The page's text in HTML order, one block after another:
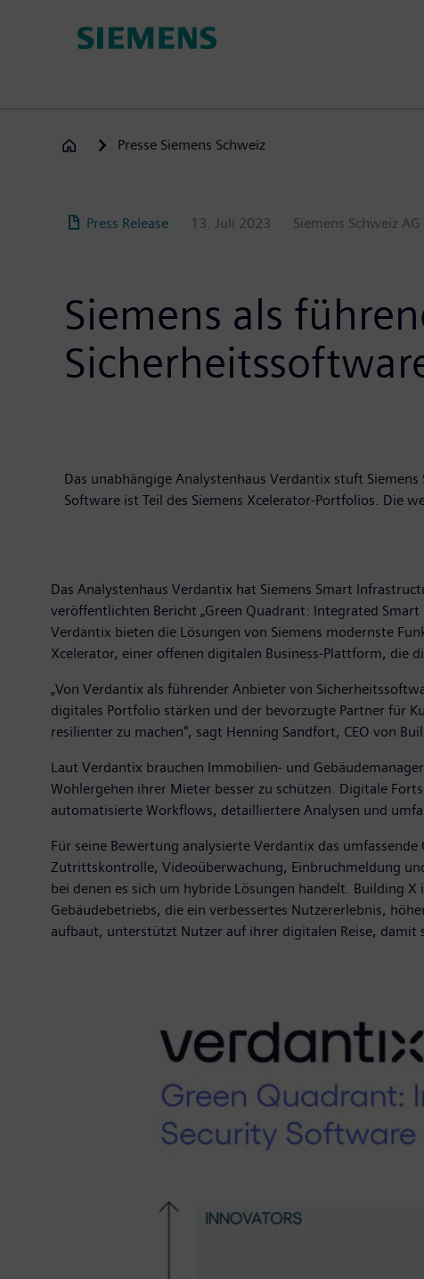
Presse Siemens Schweiz
Press Release 13. Juli 2023 Siemens Schweiz AG
Siemens als
Das unabhängige Analystenhaus Verdantix stuft
Software ist Teil des Siemens Xcelerator-Portfolios. Die
Das Analystenhaus Verdantix hat Siemens Smart
veröffentlichten Bericht „Green Quadrant: Integrated
Verdantix bieten die Lösungen von Siemens modernste
Xcelerator, einer offenen digitalen Business-Plattform, die
„Von Verdantix als führender Anbieter von
digitales Portfolio stärken und der bevorzugte Partner für
resilienter zu machen", sagt Henning Sandfort, CEO von
Laut Verdantix brauchen Immobilien- und
Wohlergehen ihrer Mieter besser zu schützen. Digitale
automatisierte Workflows, detailliertere Analysen und
Für seine Bewertung analysierte Verdantix das
Zutrittskontrolle, Videoüberwachung, Einbruchmeldung
bei denen es sich um hybride Lösungen handelt. Building
Gebäudebetriebs, die ein verbessertes Nutzererlebnis,
aufbaut, unterstützt Nutzer auf ihrer digitalen Reise, damit